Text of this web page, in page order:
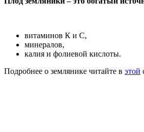
витаминов К и С,
минералов,
калия и фолиевой кислоты.
Подробнее о землянике читайте в этой